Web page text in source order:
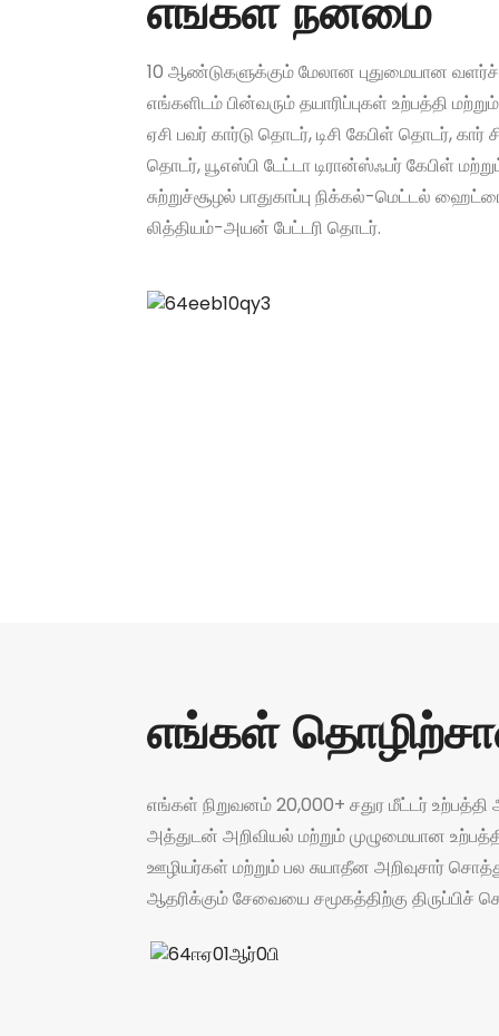
எங்கள் நன்மை
10 ஆண்டுகளுக்கும் மேலான புதுமையான
எங்களிடம் பின்வரும் தயாரிப்புகள் உற்பத்தி
ஏசி பவர் கார்டு தொடர், டிசி கேபிள் தொடர், கார்
தொடர், யூஎஸ்பி டேட்டா டிரான்ஸ்ஃபர் கேபிள்
சுற்றுச்சூழல் பாதுகாப்பு நிக்கல்-மெட்டல்
லித்தியம்-அயன் பேட்டரி தொடர்.
எங்கள்
எங்கள் நிறுவனம் 20,000+ சதுர மீட்டர்
அத்துடன் அறிவியல் மற்றும் முழுமையான
ஊழியர்கள் மற்றும் பல சுயாதீன அறிவுசார்
ஆதரிக்கும் சேவையை சமூகத்திற்கு